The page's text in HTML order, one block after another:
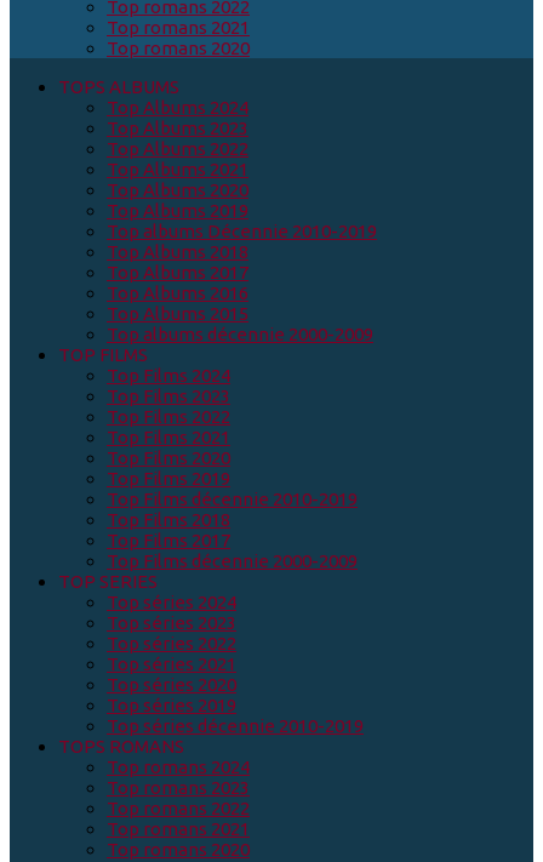
Top romans 2022
Top romans 2021
Top romans 2020
TOPS ALBUMS
Top Albums 2024
Top Albums 2023
Top Albums 2022
Top Albums 2021
Top Albums 2020
Top Albums 2019
Top albums Décennie 2010-2019
Top Albums 2018
Top Albums 2017
Top Albums 2016
Top Albums 2015
Top albums décennie 2000-2009
TOP FILMS
Top Films 2024
Top Films 2023
Top Films 2022
Top Films 2021
Top Films 2020
Top Films 2019
Top Films décennie 2010-2019
Top Films 2018
Top Films 2017
Top Films décennie 2000-2009
TOP SERIES
Top séries 2024
Top séries 2023
Top séries 2022
Top séries 2021
Top séries 2020
Top séries 2019
Top séries décennie 2010-2019
TOPS ROMANS
Top romans 2024
Top romans 2023
Top romans 2022
Top romans 2021
Top romans 2020